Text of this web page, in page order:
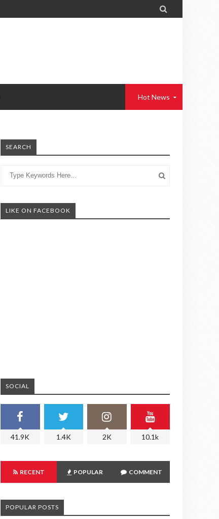

Hot News
SEARCH
LIKE ON FACEBOOK
SOCIAL
41.9K 1.4K 2K 10.1k
RECENT POPULAR COMMENT
POPULAR POSTS